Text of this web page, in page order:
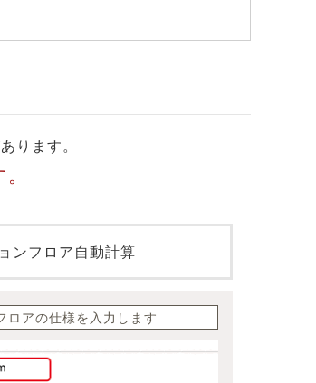
ります。
ンフロア自動計算
ロアの仕様を入力します